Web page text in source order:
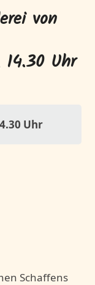
von
14.30 Uhr
Uhr
Schaffens